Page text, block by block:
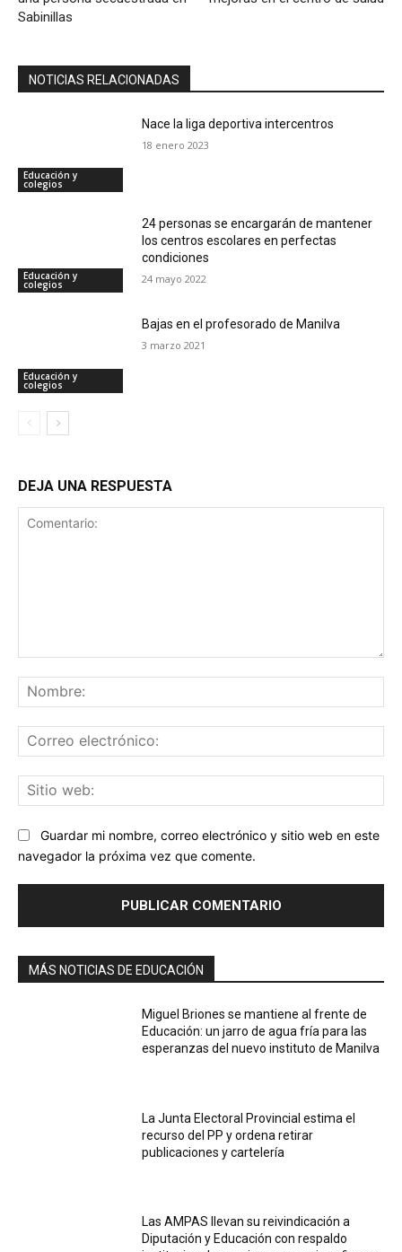
Sabinillas
NOTICIAS RELACIONADAS
Educación y
colegios
Nace la liga deportiva intercentros
18 enero 2023
Educación y
colegios
24 personas se encargarán de mantener
los centros escolares en perfectas
condiciones
24 mayo 2022
Educación y
colegios
Bajas en el profesorado de Manilva
3 marzo 2021
DEJA UNA RESPUESTA
Guardar mi nombre, correo electrónico y sitio web en este
navegador la próxima vez que comente.
MÁS NOTICIAS DE EDUCACIÓN
Miguel Briones se mantiene al frente de
Educación: un jarro de agua fría para las
esperanzas del nuevo instituto de Manilva
La Junta Electoral Provincial estima el
recurso del PP y ordena retirar
publicaciones y cartelería
Las AMPAS llevan su reivindicación a
Diputación y Educación con respaldo